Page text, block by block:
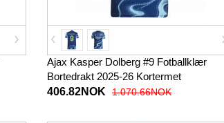
Ajax Kasper Dolberg #9 Fotballklær
Bortedrakt 2025-26 Kortermet
406.82NOK
1.070.66NOK